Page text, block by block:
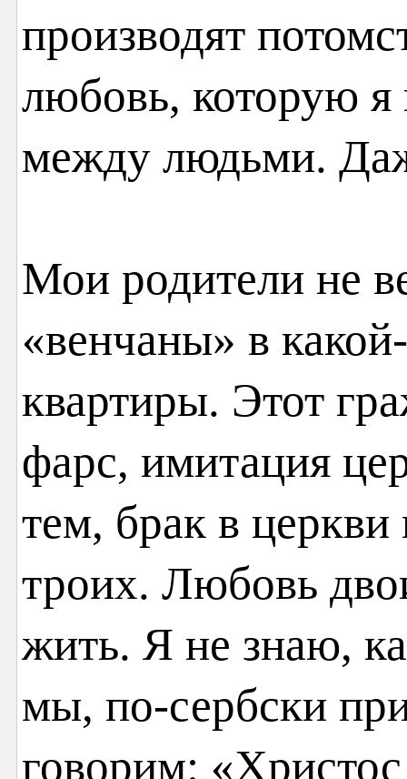
производят
любовь, которую я
между людьми.
Мои родители не
«венчаны» в
квартиры. Этот
фарс, имитация
тем, брак в
троих. Любовь
жить. Я не знаю,
мы, по-сербски
говорим: